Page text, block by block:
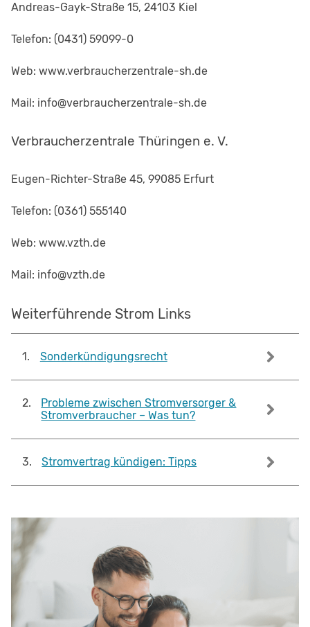
Andreas-Gayk-Straße 15, 24103 Kiel
Telefon: (0431) 59099-0
Web: www.verbraucherzentrale-sh.de
Mail: info@verbraucherzentrale-sh.de
Verbraucherzentrale Thüringen e. V.
Eugen-Richter-Straße 45, 99085 Erfurt
Telefon: (0361) 555140
Web: www.vzth.de
Mail: info@vzth.de
Weiterführende Strom Links
1 . Sonderkündigungsrecht
2.
Probleme zwischen Stromversorger &
Stromverbraucher – Was tun?
3. Stromvertrag kündigen: Tipps